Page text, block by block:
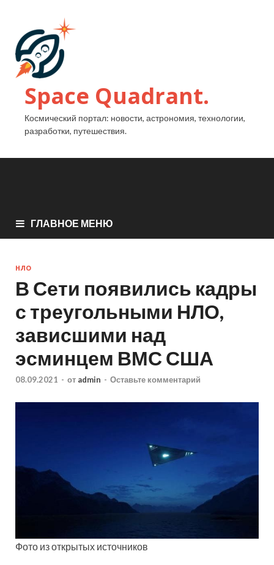
Space Quadrant.
Космический портал: новости, астрономия, технологии,
разработки, путешествия.
ГЛАВНОЕ МЕНЮ
НЛО
В Сети появились кадры
с треугольными НЛО,
зависшими над
эсминцем ВМС США
08.09.2021 - от admin - Оставьте комментарий
Фото из открытых источников